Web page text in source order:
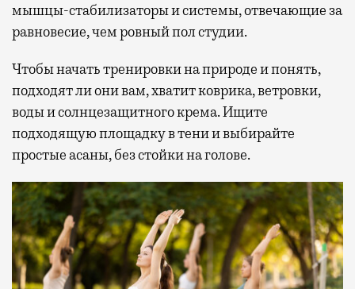
мышцы-стабилизаторы и системы, отвечающие за
равновесие, чем ровный пол студии.
Чтобы начать тренировки на природе и понять,
подходят ли они вам, хватит коврика, ветровки,
воды и солнцезащитного крема. Ищите
подходящую площадку в тени и выбирайте
простые асаны, без стойки на голове.